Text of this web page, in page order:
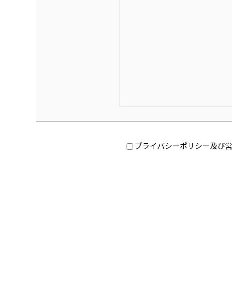
プライバシーポリシー及び